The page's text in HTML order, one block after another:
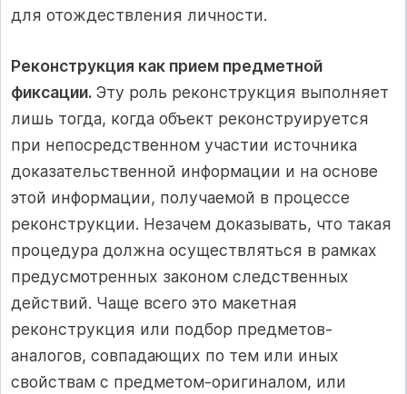
для отождествления личности.
Реконструкция как прием предметной
фиксации. Эту роль реконструкция выполняет
лишь тогда, когда объект реконструируется
при непосредственном участии источника
доказательственной информации и на основе
этой информации, получаемой в процессе
реконструкции. Незачем доказывать, что такая
процедура должна осуществляться в рамках
предусмотренных законом следственных
действий. Чаще всего это макетная
реконструкция или подбор предметов-
аналогов, совпадающих по тем или иных
свойствам с предметом-оригиналом, или